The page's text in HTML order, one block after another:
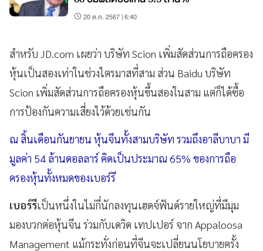
20 ต.ค. 2567 | 6:40
สำหรับ JD.com เผยว่า บริษัท Scion เพิ่มสัดส่วนการถือครอง
หุ้นเป็นสองเท่าในช่วงไตรมาสที่สาม ส่วน Baidu บริษัท
Scion เพิ่มสัดส่วนการถือครองหุ้นขึ้นสองในสาม แต่ก็ได้ซื้อ
การป้องกันความเสี่ยงไว้ด้วยเช่นกัน
ณ สิ้นเดือนกันยายน หุ้นจีนทั้งสามบริษัท รวมถึงอาลีบาบา มี
มูลค่า 54 ล้านดอลลาร์ คิดเป็นประมาณ 65% ของการถือ
ครองหุ้นทั้งหมดของเบอร์รี
เบอร์รีเป็นหนึ่งในไม่กี่นักลงทุนเฮดจ์ฟันด์รายใหญ่ที่มีมุม
มองบวกต่อหุ้นจีน ร่วมกับเดวิด เทปเปอร์ จาก Appaloosa
Management แม้กระทั่งก่อนที่จีนจะเปลี่ยนนโยบายครั้ง